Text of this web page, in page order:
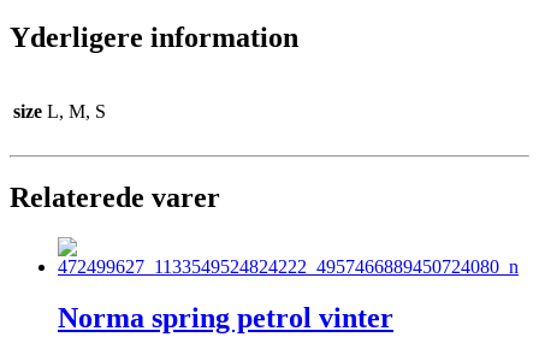
Yderligere information
size L, M, S
Relaterede varer
Norma spring petrol vinter